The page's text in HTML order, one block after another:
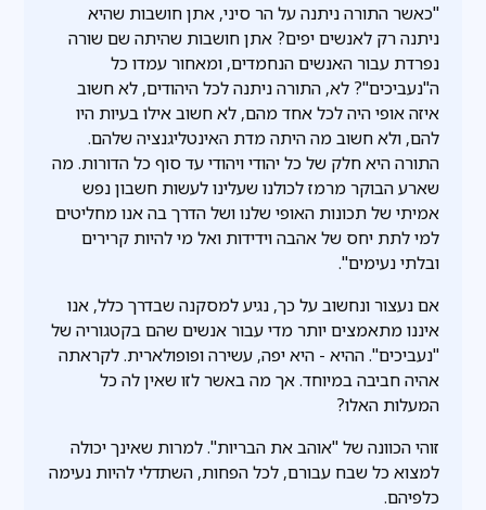
"כאשר התורה ניתנה על הר סיני, אתן חושבות שהיא
ניתנה רק לאנשים יפים? אתן חושבות שהיתה שם שורה
נפרדת עבור האנשים הנחמדים, ומאחור עמדו כל
ה"נעביכים"? לא, התורה ניתנה לכל היהודים, לא חשוב
איזה אופי היה לכל אחד מהם, לא חשוב אילו בעיות היו
להם, ולא חשוב מה היתה מדת האינטליגנציה שלהם.
התורה היא חלק של כל יהודי ויהודי עד סוף כל הדורות. מה
שארע הבוקר מרמז לכולנו שעלינו לעשות חשבון נפש
אמיתי של תכונות האופי שלנו ושל הדרך בה אנו מחליטים
למי לתת יחס של אהבה וידידות ואל מי להיות קרירים
ובלתי נעימים".
אם נעצור ונחשוב על כך, נגיע למסקנה שבדרך כלל, אנו
איננו מתאמצים יותר מדי עבור אנשים שהם בקטגוריה של
"נעביכים". ההיא - היא יפה, עשירה ופופולארית. לקראתה
אהיה חביבה במיוחד. אך מה באשר לזו שאין לה כל
המעלות האלו?
זוהי הכוונה של "אוהב את הבריות". למרות שאינך יכולה
למצוא כל שבח עבורם, לכל הפחות, השתדלי להיות נעימה
כלפיהם.